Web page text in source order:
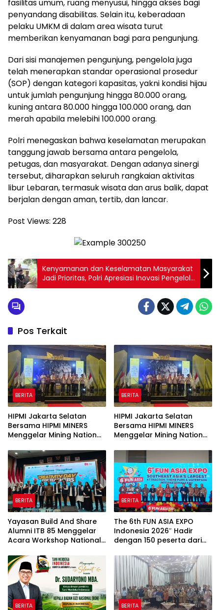
fasilitas umum, ruang menyusui, hingga akses bagi
penyandang disabilitas. Selain itu, keberadaan
pelaku UMKM di dalam area wisata turut
memberikan kenyamanan bagi para pengunjung.
Dari sisi manajemen pengunjung, pengelola juga
telah menerapkan standar operasional prosedur
(SOP) dengan kategori kapasitas, yakni kondisi hijau
untuk jumlah pengunjung hingga 80.000 orang,
kuning antara 80.000 hingga 100.000 orang, dan
merah apabila melebihi 100.000 orang.
Polri menegaskan bahwa keselamatan merupakan
tanggung jawab bersama antara pengelola,
petugas, dan masyarakat. Dengan adanya sinergi
tersebut, diharapkan seluruh rangkaian aktivitas
libur Lebaran, termasuk wisata dan arus balik, dapat
berjalan dengan aman, tertib, dan lancar.
Post Views: 228
Kenyamanan dan Keselamatan Masyarakat
Jadi Prioritas, Polri Apresiasi Inovasi Pengelola
Taman Margasatwa Ragunan
Pos Terkait
BERITA
HIPMI Jakarta Selatan
Bersama HIPMI MINERS
Menggelar Mining Nation
Indah Golf Jakarta
BERITA
HIPMI Jakarta Selatan
Bersama HIPMI MINERS
Menggelar Mining Nation
Indah Golf Jakarta
BERITA
Yayasan Build And Share
Alumni ITB 85 Menggelar
Acara Workshop National
2026 & Dibuka Resmi
Pramono Anung (Gubernur
DKI Jakarta)
BERITA
The 6th FUN ASIA EXPO
Indonesia 2026″ Hadir
dengan 150 peserta dari
Industri Taman Rekreasi
dan Ekosistem Pariwisata
di Tanah Air
BERITA BERITA